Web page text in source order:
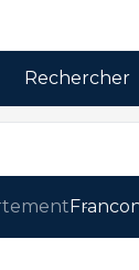
Rechercher